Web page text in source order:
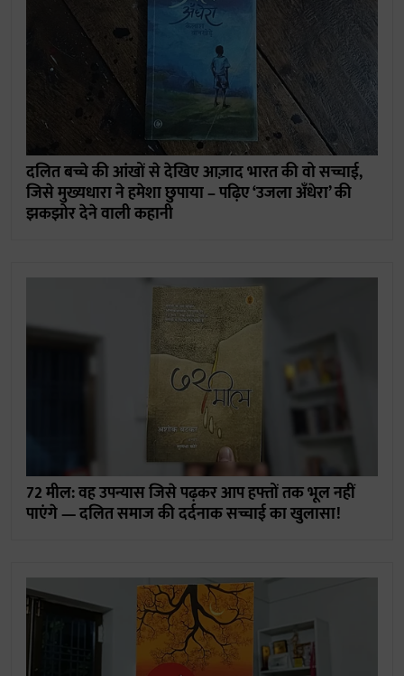
दलित बच्चे की आंखों से देखिए आज़ाद भारत की वो सच्चाई,
जिसे मुख्यधारा ने हमेशा छुपाया – पढ़िए ‘उजला अँधेरा’ की
झकझोर देने वाली कहानी
72 मील: वह उपन्यास जिसे पढ़कर आप हफ्तों तक भूल नहीं
पाएंगे — दलित समाज की दर्दनाक सच्चाई का खुलासा!